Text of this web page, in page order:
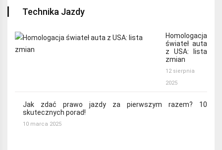
Technika Jazdy
Homologacja
świateł auta
z USA: lista
zmian
12 sierpnia
2025
Jak zdać prawo jazdy za pierwszym razem? 10
skutecznych porad!
10 marca 2025